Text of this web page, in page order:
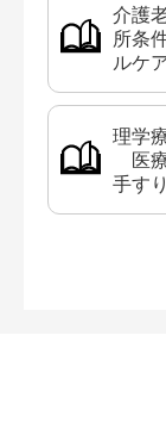
介護
所条
ルケ
理学
医
手す